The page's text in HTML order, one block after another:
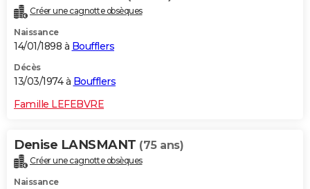
Créer une cagnotte obsèques
Naissance
14/01/1898 à Boufflers
Décès
13/03/1974 à Boufflers
Famille LEFEBVRE
Denise LANSMANT (75 ans)
Créer une cagnotte obsèques
Naissance